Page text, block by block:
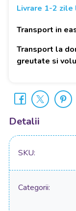
Livrare 1-2
Transport in
Transport la
greutate si
Detalii
SKU
Categorii